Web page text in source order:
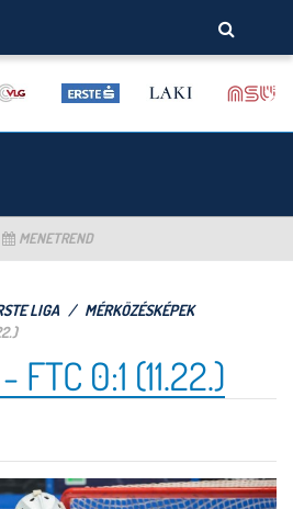
MENETREND
LIGA
MÉRKÖZÉSKÉPEK
FTC 0:1 (11.22.)